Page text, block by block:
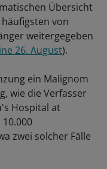
Übersicht
von
weitergegeben
26. August).
ein Malignom
wie die Verfasser
Hospital at
zwei solcher Fälle